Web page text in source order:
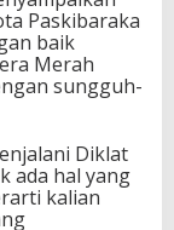
Paskibaraka
baik
Merah
sungguh-
Diklat
ada hal yang
kalian